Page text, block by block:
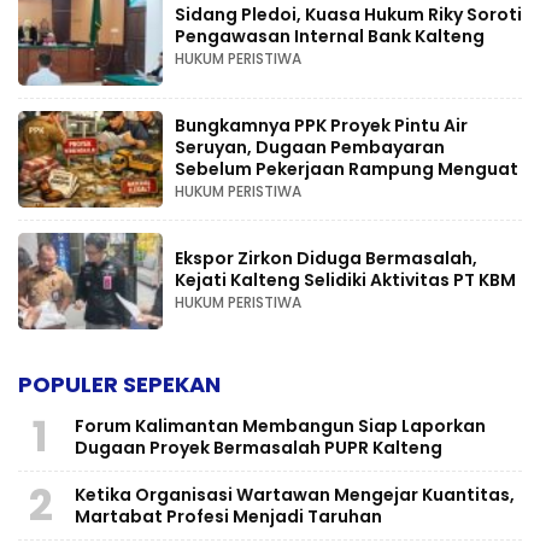
Sidang Pledoi, Kuasa Hukum Riky Soroti
Pengawasan Internal Bank Kalteng
HUKUM PERISTIWA
Bungkamnya PPK Proyek Pintu Air
Seruyan, Dugaan Pembayaran
Sebelum Pekerjaan Rampung Menguat
HUKUM PERISTIWA
Ekspor Zirkon Diduga Bermasalah,
Kejati Kalteng Selidiki Aktivitas PT KBM
HUKUM PERISTIWA
POPULER SEPEKAN
1
Forum Kalimantan Membangun Siap Laporkan
Dugaan Proyek Bermasalah PUPR Kalteng
2
Ketika Organisasi Wartawan Mengejar Kuantitas,
Martabat Profesi Menjadi Taruhan